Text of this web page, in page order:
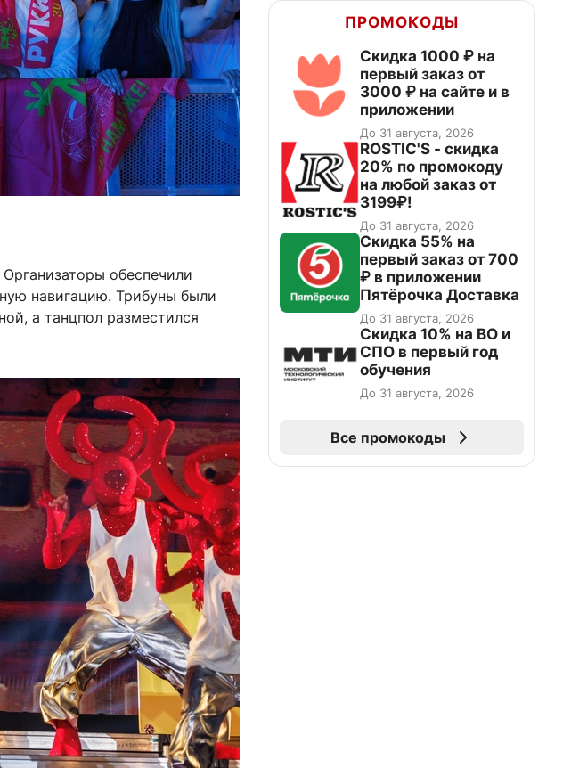
обеспечили
навигацию. Трибуны были
а танцпол разместился
ПРОМОКОДЫ
Скидка 1000 ₽ на
первый заказ от
3000 ₽ на сайте и в
приложении
До 31 августа, 2026
ROSTIC'S - скидка
20% по промокоду
на любой заказ от
3199₽!
До 31 августа, 2026
Скидка 55% на
первый заказ от 700
₽ в приложении
Пятёрочка Доставка
До 31 августа, 2026
Скидка 10% на ВО и
СПО в первый год
обучения
До 31 августа, 2026
Все промокоды